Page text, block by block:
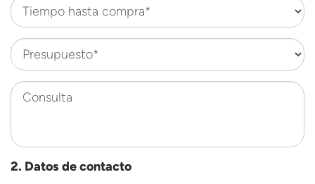
Tiempo hasta compra*
Presupuesto*
Consulta
2. Datos de contacto